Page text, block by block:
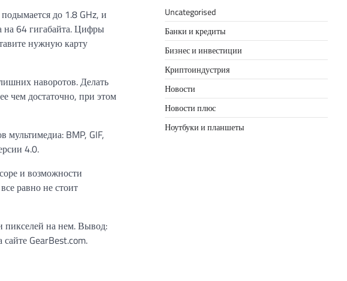
до 1.8 GHz, и
на 64 гигабайта. Цифры
нужную карту
наворотов. Делать
чем достаточно, при этом
BMP, GIF,
4.0.
и возможности
равно не стоит
пикселей на нем. Вывод:
сайте GearBest.com.
Uncategorised
Банки и кредиты
Бизнес и инвестиции
Криптоиндустрия
Новости
Новости плюс
Ноутбуки и планшеты